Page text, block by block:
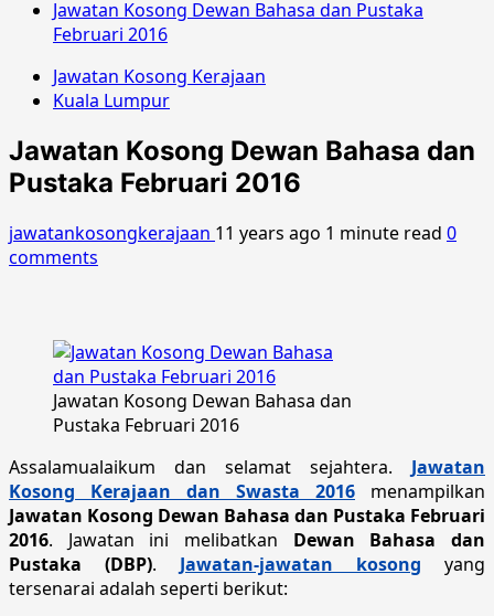
Jawatan Kosong Dewan Bahasa dan Pustaka
Februari 2016
Jawatan Kosong Kerajaan
Kuala Lumpur
Jawatan Kosong Dewan Bahasa dan
Pustaka Februari 2016
jawatankosongkerajaan 11 years ago 1 minute read 0
comments
Jawatan Kosong Dewan Bahasa dan
Pustaka Februari 2016
Assalamualaikum dan selamat sejahtera. Jawatan
Kosong Kerajaan dan Swasta 2016 menampilkan
Jawatan Kosong Dewan Bahasa dan Pustaka Februari
2016. Jawatan ini melibatkan Dewan Bahasa dan
Pustaka (DBP). Jawatan-jawatan kosong yang
tersenarai adalah seperti berikut: